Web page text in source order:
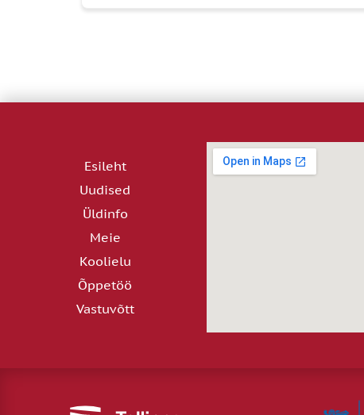
Esileht
Uudised
Üldinfo
Meie
Koolielu
Õppetöö
Vastuvõtt